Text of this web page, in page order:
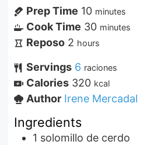
Prep Time 10 minutes
Cook Time 30 minutes
Reposo 2 hours
Servings 6 raciones
Calories 320 kcal
Author Irene Mercadal
Ingredients
1 solomillo de cerdo